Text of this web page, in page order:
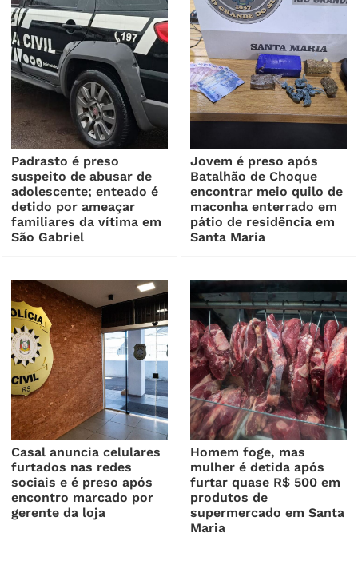
Padrasto é preso
suspeito de abusar de
adolescente; enteado é
detido por ameaçar
familiares da vítima em
São Gabriel
Jovem é preso após
Batalhão de Choque
encontrar meio quilo de
maconha enterrado em
pátio de residência em
Santa Maria
Casal anuncia celulares
furtados nas redes
sociais e é preso após
encontro marcado por
gerente da loja
Homem foge, mas
mulher é detida após
furtar quase R$ 500 em
produtos de
supermercado em Santa
Maria